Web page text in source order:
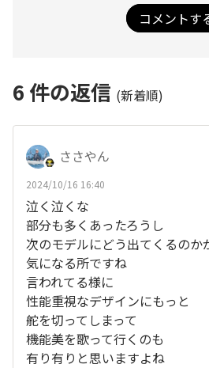
コメントす
6 件の返信 (新着順)
ささやん
2024/10/16 16:40
泣く泣くな
部分も多くあったろうし
次のモデルにどう出てくるのか
気になる所ですね
言われてる様に
性能重視なデザインにもっと
舵を切ってしまって
機能美を歌って行くのも
有り有りと思いますよね